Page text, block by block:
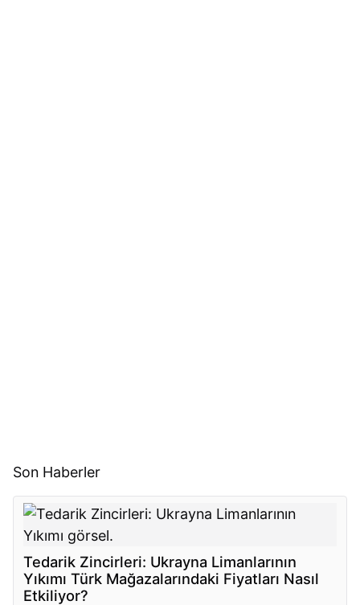
Son Haberler
Tedarik Zincirleri: Ukrayna Limanlarının
Yıkımı Türk Mağazalarındaki Fiyatları Nasıl
Etkiliyor?